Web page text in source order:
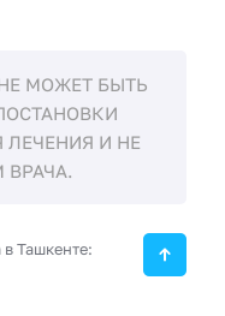
МОЖЕТ БЫТЬ
ЛЕЧЕНИЯ И НЕ
ВРАЧА.
в Ташкенте: